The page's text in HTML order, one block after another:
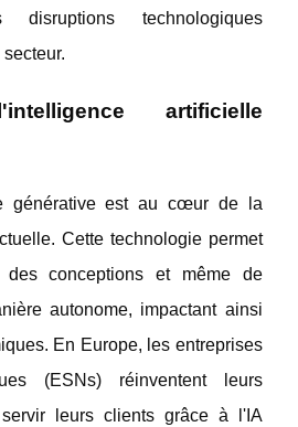
technologiques
artificielle
générative est au cœur de la
Cette technologie permet
conceptions et même de
autonome, impactant ainsi
En Europe, les entreprises
(ESNs) réinventent leurs
leurs clients grâce à l'IA